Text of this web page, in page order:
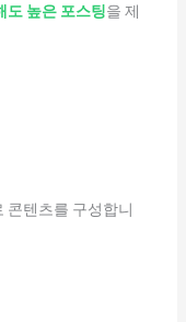
도 높은 포스팅을 제
콘텐츠를 구성합니